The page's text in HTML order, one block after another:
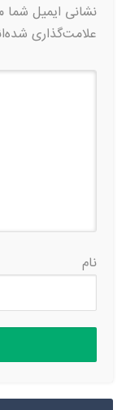
نشانی ایمیل
علامت‌گذاری
نام